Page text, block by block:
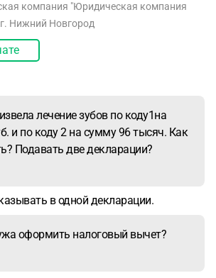
компания "Юридическая компания
г. Нижний Новгород
лечение зубов по коду1на
и по коду 2 на сумму 96 тысяч. Как
Подавать две декларации?
в одной декларации.
оформить налоговый вычет?